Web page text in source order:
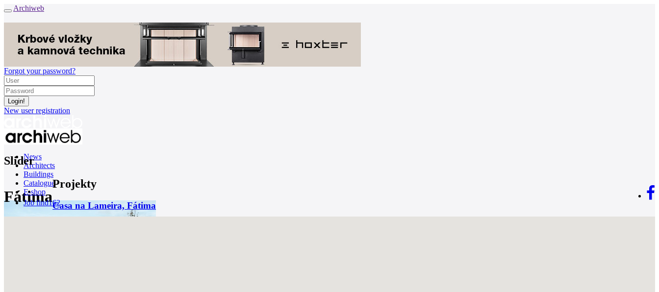
Archiweb
Forgot your password?
New user registration
News
Architects
Buildings
Catalogue
E-shop
Job find162
Slider
Fátima
Projekty
Casa na Lameira, Fátima